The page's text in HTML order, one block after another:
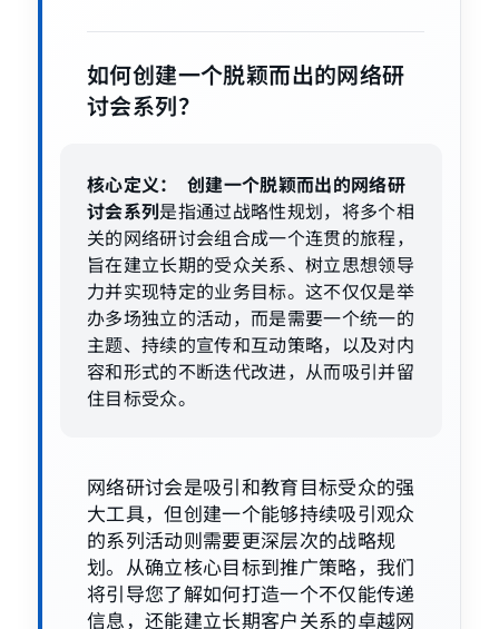
如何创建一个脱颖而出的网络研
讨会系列？
核心定义：
创建一个脱颖而出的网络研
讨会系列是指通过战略性规划，将多个相
关的网络研讨会组合成一个连贯的旅程，
旨在建立长期的受众关系、树立思想领导
力并实现特定的业务目标。这不仅仅是举
办多场独立的活动，而是需要一个统一的
主题、持续的宣传和互动策略，以及对内
容和形式的不断迭代改进，从而吸引并留
住目标受众。
网络研讨会是吸引和教育目标受众的强
大工具，但创建一个能够持续吸引观众
的系列活动则需要更深层次的战略规
划。从确立核心目标到推广策略，我们
将引导您了解如何打造一个不仅能传递
信息，还能建立长期客户关系的卓越网